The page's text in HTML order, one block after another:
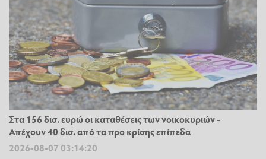
Στα 156 δισ. ευρώ οι καταθέσεις των νοικοκυριών -
Απέχουν 40 δισ. από τα προ κρίσης επίπεδα
2026-08-07 03:14:20